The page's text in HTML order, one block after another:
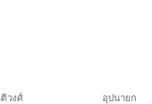
ติวงศ์ อุปนายก